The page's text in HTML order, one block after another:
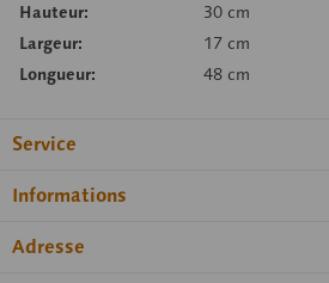
Hauteur:
30 cm
Largeur:
17 cm
Longueur:
48 cm
Service
Informations
Adresse